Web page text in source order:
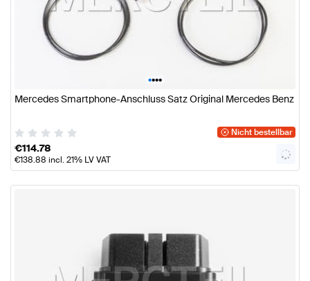
••••
Mercedes Smartphone-Anschluss Satz Original Mercedes Benz
Nicht bestellbar
€114.78
€138.88 incl. 21% LV VAT